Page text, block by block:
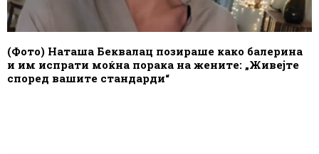
(Фото) Наташа Беквалац позираше како балерина
и им испрати моќна порака на жените: „Живејте
според вашите стандарди“